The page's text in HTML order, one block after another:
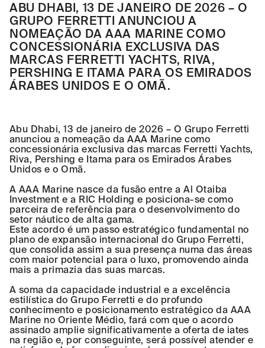
ABU DHABI, 13 DE JANEIRO DE 2026 – O
GRUPO FERRETTI ANUNCIOU A
NOMEAÇÃO DA AAA MARINE COMO
CONCESSIONÁRIA EXCLUSIVA DAS
MARCAS FERRETTI YACHTS, RIVA,
PERSHING E ITAMA PARA OS EMIRADOS
ÁRABES UNIDOS E O OMÃ.
Abu Dhabi, 13 de janeiro de 2026 – O Grupo Ferretti
anunciou a nomeação da AAA Marine como
concessionária exclusiva das marcas Ferretti Yachts,
Riva, Pershing e Itama para os Emirados Árabes
Unidos e o Omã.
A AAA Marine nasce da fusão entre a Al Otaiba
Investment e a RIC Holding e posiciona-se como
parceira de referência para o desenvolvimento do
setor náutico de alta gama.
Este acordo é um passo estratégico fundamental no
plano de expansão internacional do Grupo Ferretti,
que consolida assim a sua presença numa das áreas
com maior potencial para o luxo, promovendo ainda
mais a primazia das suas marcas.
A soma da capacidade industrial e a excelência
estilística do Grupo Ferretti e do profundo
conhecimento e posicionamento estratégico da AAA
Marine no Oriente Médio, fará com que o acordo
assinado amplie significativamente a oferta de iates
na região e, por conseguinte, será possível atender e